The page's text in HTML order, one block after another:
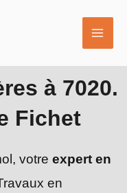
à 7020.
Fichet
votre expert en
en